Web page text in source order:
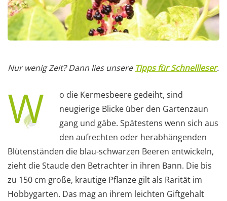
Nur wenig Zeit? Dann lies unsere Tipps für Schnellleser.
W
o die Kermesbeere gedeiht, sind
neugierige Blicke über den Gartenzaun
gang und gäbe. Spätestens wenn sich aus
den aufrechten oder herabhängenden
Blütenständen die blau-schwarzen Beeren entwickeln,
zieht die Staude den Betrachter in ihren Bann. Die bis
zu 150 cm große, krautige Pflanze gilt als Rarität im
Hobbygarten. Das mag an ihrem leichten Giftgehalt